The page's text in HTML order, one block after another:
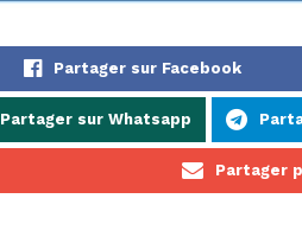
Partager sur Facebook
Partager sur Whatsapp
Partager